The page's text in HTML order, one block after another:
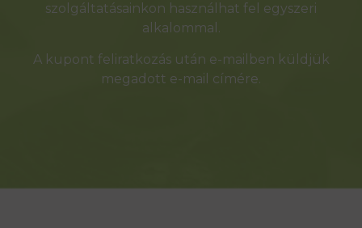
szolgáltatásainkon használhat fel egyszeri
alkalommal.
A kupont feliratkozás után e-mailben küldjük
megadott e-mail címére.